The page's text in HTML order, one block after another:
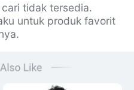
tidak tersedia.
untuk produk favorit